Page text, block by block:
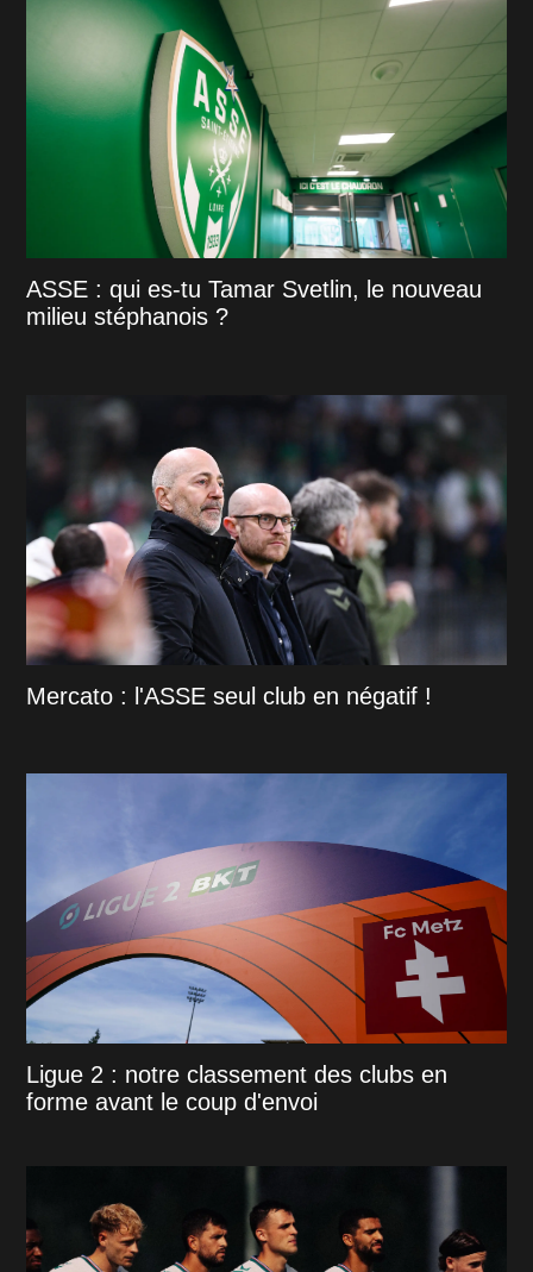
ASSE : qui es-tu Tamar Svetlin, le nouveau
milieu stéphanois ?
Mercato : l'ASSE seul club en négatif !
Ligue 2 : notre classement des clubs en
forme avant le coup d'envoi